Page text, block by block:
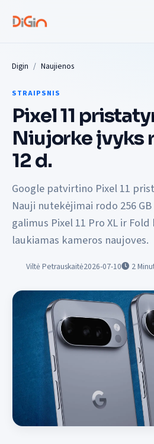
Digin Naujienos
STRAIPSNIS
Pixel 11
Niujorke įvyks
12 d.
Google patvirtino Pixel 11
Nauji nutekėjimai rodo 256
galimus Pixel 11 Pro XL ir
laukiamas kameros naujoves.
Viltė Petrauskaitė2026-07-10 2